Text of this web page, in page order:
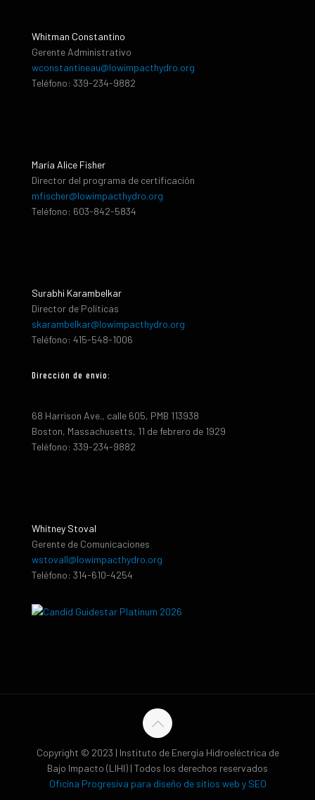
Whitman Constantino
Gerente Administrativo
wconstantineau@lowimpacthydro.org
Teléfono: 339-234-9882
María Alice Fisher
Director del programa de certificación
mfischer@lowimpacthydro.org
Teléfono: 603-842-5834
Surabhi Karambelkar
Director de Políticas
skarambelkar@lowimpacthydro.org
Teléfono: 415-548-1006
Dirección de envio:
68 Harrison Ave., calle 605, PMB 113938
Boston, Massachusetts, 11 de febrero de 1929
Teléfono: 339-234-9882
Whitney Stoval
Gerente de Comunicaciones
wstovall@lowimpacthydro.org
Teléfono: 314-610-4254
Copyright © 2023 | Instituto de Energía Hidroeléctrica de
Bajo Impacto (LIHI) | Todos los derechos reservados
Oficina Progresiva para diseño de sitios web y SEO